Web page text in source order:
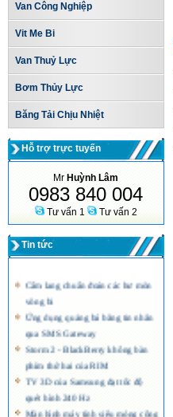
Van Công Nghiệp
Vit Me Bi
Van Thuỷ Lực
Bơm Thủy Lực
Băng Tải Chịu Nhiệt
Hỗ trợ trực tuyến
Mr Huỳnh Lâm
0983 840 004
Tư vấn 1 Tư vấn 2
Tin tức
Cẩm lang chuẩn đoán các hư mòn
vòng bi
Ứng dụng quảng bá bằng tin nhắn
qua SMS Gateway
Storm 2 - BlackBerry không bàn
phím thứ hai của RIM
TV 3D của Samsung đạt tốc độ
quét hình 240 Hz
Màn hình máy tính siêu mỏng công